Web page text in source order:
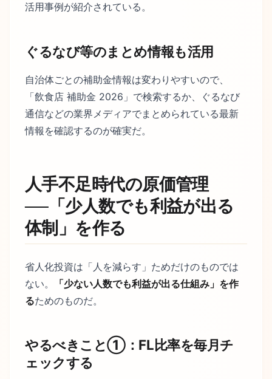
活用事例が紹介されている。
ぐるなび等のまとめ情報も活用
自治体ごとの補助金情報は変わりやすいので、
「飲食店 補助金 2026」で検索するか、ぐるなび
通信などの業界メディアでまとめられている最新
情報を確認するのが確実だ。
人手不足時代の原価管理
──「少人数でも利益が出る
体制」を作る
省人化投資は「人を減らす」ためだけのものでは
ない。
「少ない人数でも利益が出る仕組み」を作
るためのものだ。
やるべきこと①：FL比率を毎月チ
ェックする